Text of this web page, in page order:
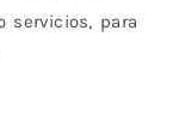
servicios, para